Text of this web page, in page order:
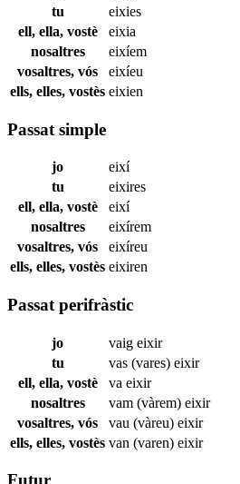
tu
eixies
ell, ella, vostè
eixia
nosaltres
eixíem
vosaltres, vós
eixíeu
ells, elles, vostès eixien
Passat simple
jo
eixí
tu
eixires
ell, ella, vostè
eixí
nosaltres
eixírem
vosaltres, vós
eixíreu
ells, elles, vostès eixiren
Passat perifràstic
jo vaig eixir
tu
vas (vares) eixir
ell, ella, vostè
va eixir
nosaltres
vam (vàrem) eixir
vosaltres, vós
vau (vàreu) eixir
ells, elles, vostès van (varen) eixir